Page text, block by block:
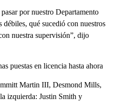
por nuestro Departamento
qué sucedió con nuestros
nuestra supervisión”, dijo
puestas en licencia hasta ahora
Martin III, Desmond Mills,
izquierda: Justin Smith y